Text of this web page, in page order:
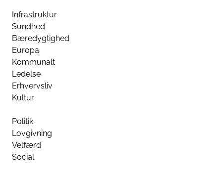
Infrastruktur
Sundhed
Bæredygtighed
Europa
Kommunalt
Ledelse
Erhvervsliv
Kultur
Politik
Lovgivning
Velfærd
Social